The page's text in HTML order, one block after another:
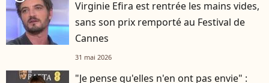
Virginie Efira est rentrée les mains vides,
sans son prix remporté au Festival de
Cannes
31 mai 2026
"Je pense qu'elles n'en ont pas envie" :